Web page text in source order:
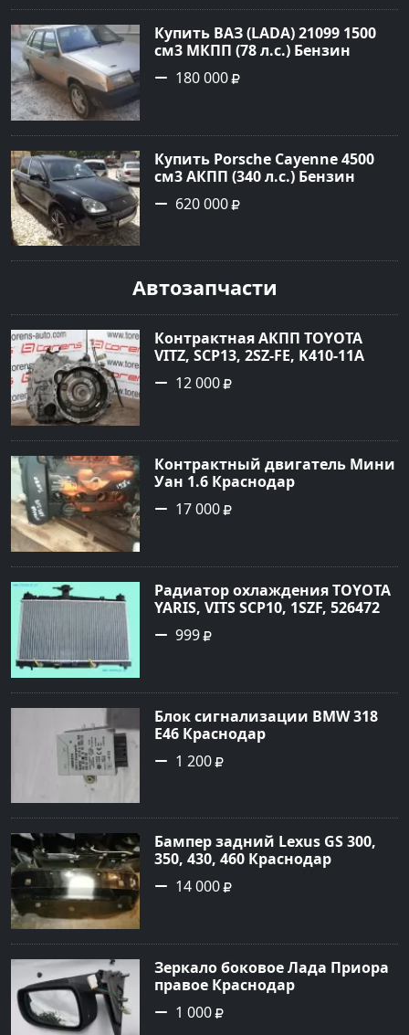
№3746 на сайте Авторынок23
Купить ВАЗ (LADA) 21099 1500
см3 МКПП (78 л.с.) Бензин
инжектор в Гостагаевская :
цвет Серебряный Седан 2001
Авторынок23
180 000
Купить Porsche Cayenne 4500
см3 АКПП (340 л.с.) Бензин
турбонаддув в Новороссийск:
цвет черный Внедорожник
сайте Авторынок23
620 000
Автозапчасти
Контрактная АКПП TOYOTA
VITZ, SCP13, 2SZ-FE, K410-11A
Ростов
12 000
Контрактный двигатель Мини
Уан 1.6 Краснодар
17 000
Радиатор охлаждения TOYOTA
YARIS, VITS SCP10, 1SZF, 5264720
Краснодар
999
Блок сигнализации BMW 318
E46 Краснодар
1 200
Бампер задний Lexus GS 300,
350, 430, 460 Краснодар
14 000
Зеркало боковое Лада Приора
правое Краснодар
1 000